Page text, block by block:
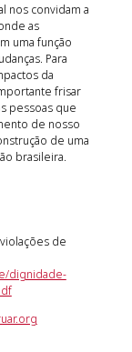
nos convidam a
as
uma função
Para
da
frisar
pessoas que
de nosso
de uma
brasileira.
de
dignidade-